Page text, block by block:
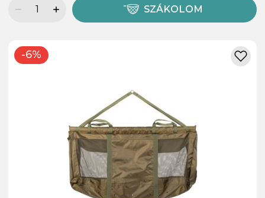
SZÁKOLOM
-6%